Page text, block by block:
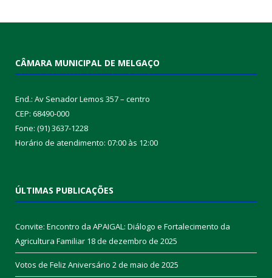
CÂMARA MUNICIPAL DE MELGAÇO
End.: Av Senador Lemos 357 – centro
CEP: 68490-000
Fone: (91) 3637-1228
Horário de atendimento: 07:00 às 12:00
ÚLTIMAS PUBLICAÇÕES
Convite: Encontro da APAIGAL: Diálogo e Fortalecimento da
Agricultura Familiar 18 de dezembro de 2025
Votos de Feliz Aniversário 2 de maio de 2025